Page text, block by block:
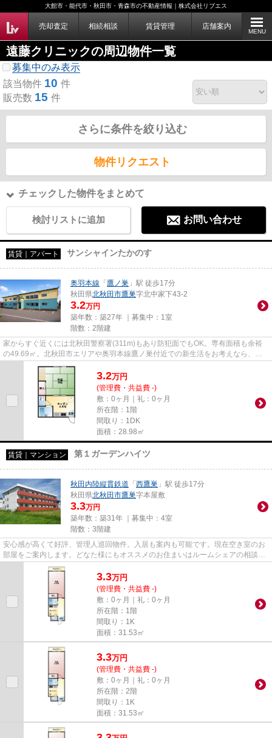
大館市・能代市・秋田市・青森市の不動産情報｜株式会社リブエス
売却査定 相続相談 賃貸管理 店舗案内
MENU
遠藤クリニックの周辺物件一覧
募集中のみ表示
該当物件 10 件
販売数 15 件
さらに条件を絞り込む
物件リクエスト
チェックした物件をまとめて
検討リストに追加 お問い合わせ
賃貸｜アパート サンシャインたかのす
奥羽本線 「 鷹ノ巣 」駅 徒歩17分
秋田県北秋田市鷹巣字北中家下43-2
3.2万円
築年数：築27年 ｜募集中： 1室
階数：2階建
家からすぐ近くには北秋田警察署(311m)もあり防犯面でもOK。専有面積も余裕
の49.69㎡。北秋田市エリアや奥羽本線鷹ノ巣付近での新生活をお考えなら、お
部屋探しは当社にお任せ下さい。...
3.2万円
(管理費・共益費 -)
敷：0ヶ月｜礼：0ヶ月
所在階：1階
間取り：1DK
面積：28.98㎡
賃貸｜マンション 第１ガーデンハイツ
秋田内陸縦貫鉄道 「 西鷹巣 」駅 徒歩17分
秋田県北秋田市鷹巣字本屋敷
3.3万円
築年数：築31年 ｜募集中： 4室
階数：3階建
安心感が高くて好評、管理人巡回物件。入居も案内も可能です。現在空き室のお
部屋をご案内します。どなた様にもオススメのお住まいはルームシェアの相談が
可能です。引越し時は何かと...
3.3万円
(管理費・共益費 -)
敷：0ヶ月｜礼：0ヶ月
所在階：1階
間取り：1K
面積：31.53㎡
3.3万円
(管理費・共益費 -)
敷：0ヶ月｜礼：0ヶ月
所在階：2階
間取り：1K
面積：31.53㎡